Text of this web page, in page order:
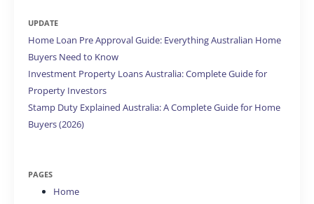
UPDATE
Home Loan Pre Approval Guide: Everything Australian Home
Buyers Need to Know
Investment Property Loans Australia: Complete Guide for
Property Investors
Stamp Duty Explained Australia: A Complete Guide for Home
Buyers (2026)
PAGES
Home